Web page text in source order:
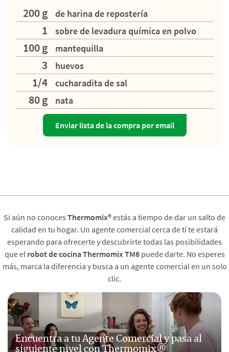
200 g de harina de repostería
1 sobre de levadura química en polvo
100 g mantequilla
3 huevos
1/4 cucharadita de sal
80 g nata
Enviar lista de la compra por email
Si aún no conoces Thermomix®estás a tiempo de dar un salto de
calidad en tu hogar. Un agente comercial cerca de tí te estará
esperando para ofrecerte y descubrirte todas las posibilidades
que el robot de cocina Thermomix TM6puede darte. No esperes
más, marca la diferencia y busca a un agente comercial en un solo
clic.
Encuentra a tu Agente Comercial y pasa al
siguiente nivel con Thermomix®